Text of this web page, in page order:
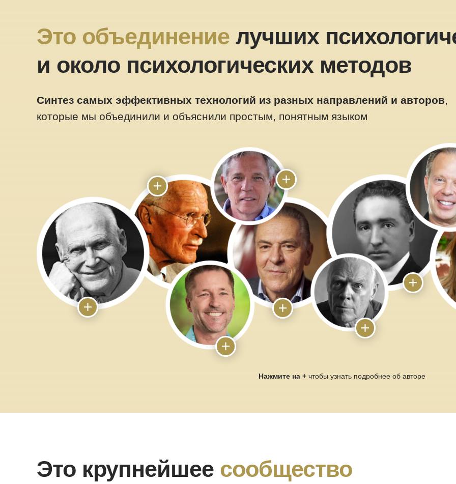
Это объединение лучших
и около психологических методов
Синтез самых эффективных технологий из разных направлений и авторов,
которые мы объединили и объяснили простым, понятным языком
Нажмите на + чтобы узнать подробнее об авторе
Это крупнейшее сообщество